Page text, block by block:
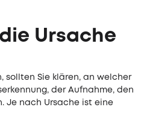
Ursache
sollten Sie klären, an welcher
der Aufnahme, den
Je nach Ursache ist eine